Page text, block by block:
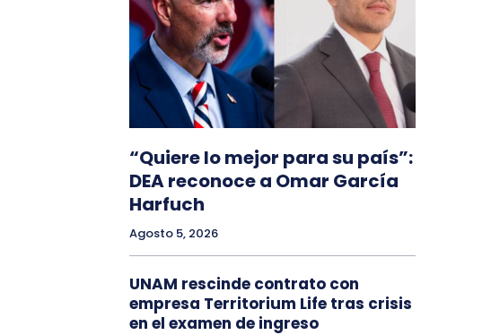
“Quiere lo mejor para su país”:
DEA reconoce a Omar García
Harfuch
Agosto 5, 2026
UNAM rescinde contrato con
empresa Territorium Life tras crisis
en el examen de ingreso